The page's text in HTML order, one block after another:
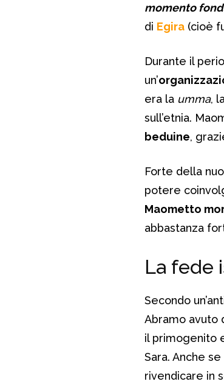
momento
di Egira (cioè
Durante il
un’
era la umma,
sull’etnia.
beduine,
Forte della
potere
Maometto
abbastanza
La fede
Secondo
Abramo avuto
il primogenito
Sara. Anche
rivendicare in